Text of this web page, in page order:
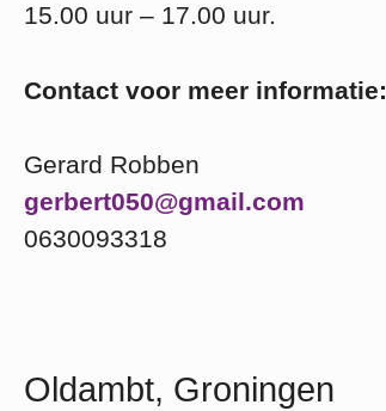
15.00 uur – 17.00 uur.
Contact voor meer informatie:
Gerard Robben
gerbert050@gmail.com
0630093318
Oldambt, Groningen